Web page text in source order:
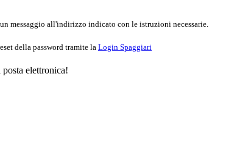
messaggio all'indirizzo indicato con le istruzioni necessarie.
della password tramite la Login Spaggiari
elettronica!